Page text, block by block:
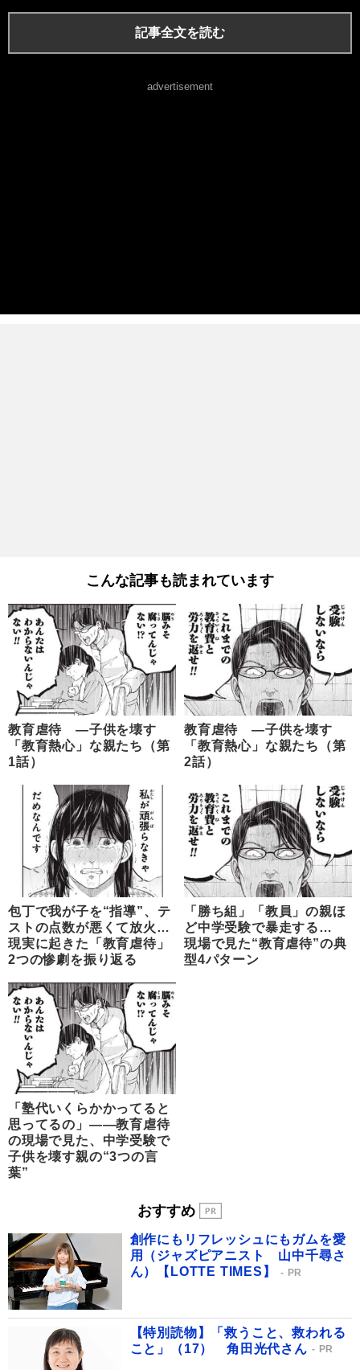
記事全文を読む
advertisement
こんな記事も読まれています
教育虐待 ―子供を壊す
「教育熱心」な親たち（第
1話）
教育虐待 ―子供を壊す
「教育熱心」な親たち（第
2話）
包丁で我が子を“指導”、テ
ストの点数が悪くて放火…
現実に起きた「教育虐待」
2つの惨劇を振り返る
「勝ち組」「教員」の親ほ
ど中学受験で暴走する…
現場で見た“教育虐待”の典
型4パターン
「塾代いくらかかってると
思ってるの」――教育虐待
の現場で見た、中学受験で
子供を壊す親の“3つの言
葉”
おすすめ
創作にもリフレッシュにもガムを愛
用（ジャズピアニスト 山中千尋さ
ん）【LOTTE TIMES】
PR
【特別読物】「救うこと、救われる
こと」（17） 角田光代さん
PR